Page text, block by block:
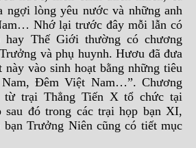
ngợi lòng yêu nước và những anh
Nhớ lại trước đây mỗi lẫn có
hay Thế Giới thường có chương
và phụ huynh. Hươu đã đưa
này vào sinh hoạt bằng những tiêu
Đêm Việt Nam…”. Chương
từ trại Thẳng Tiến X tổ chức tại
sau đó trong các trại họp bạn XI,
Trưởng Niên cũng có tiết mục